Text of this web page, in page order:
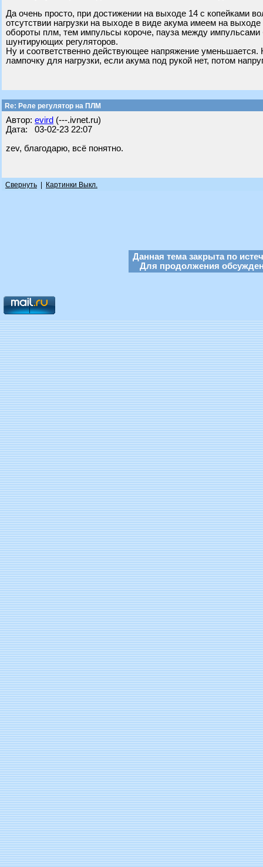
Да очень просто, при достижении на выходе 14 с копейками
отсутствии нагрузки на выходе в виде акума имеем на
обороты плм, тем импульсы короче, пауза между
шунтирующих регуляторов.
Ну и соответственно действующее напряжение
лампочку для нагрузки, если акума под рукой нет, потом
Re: Реле регулятор на ПЛМ
Автор: evird (---.ivnet.ru)
Дата: 03-02-23 22:07
zev, благодарю, всё понятно.
Свернуть Картинки Выкл.
Данная тема закрыта по
Для продолжения